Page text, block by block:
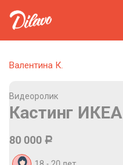
Валентина К.
Видеоролик
Кастинг ИКЕА
80 000 Р